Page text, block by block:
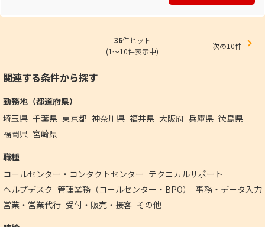
36件ヒット
(1～10件表示中)
次の10件
関連する条件から探す
勤務地（都道府県）
埼玉県 千葉県 東京都 神奈川県 福井県 大阪府 兵庫県 徳島県
福岡県 宮崎県
職種
コールセンター・コンタクトセンター テクニカルサポート
ヘルプデスク 管理業務（コールセンター・BPO）
事務・データ入力
営業・営業代行 受付・販売・接客 その他